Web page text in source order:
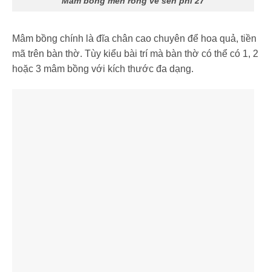
Mâm bồng chính là đĩa chân cao chuyên để hoa quả, tiền
mã trên bàn thờ. Tùy kiểu bài trí mà bàn thờ có thể có 1, 2
hoặc 3 mâm bồng với kích thước đa dạng.